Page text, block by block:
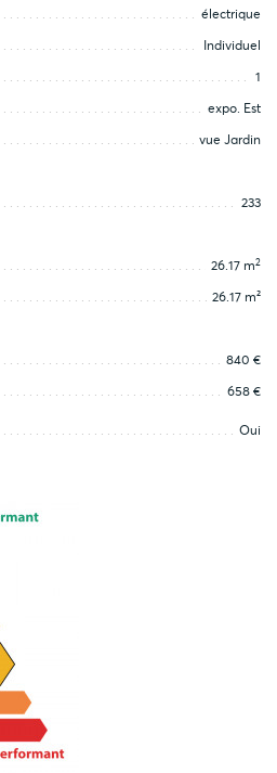
électrique
Individuel
1
expo. Est
vue Jardin
233
26.17 m2
26.17 m²
840 €
658 €
Oui